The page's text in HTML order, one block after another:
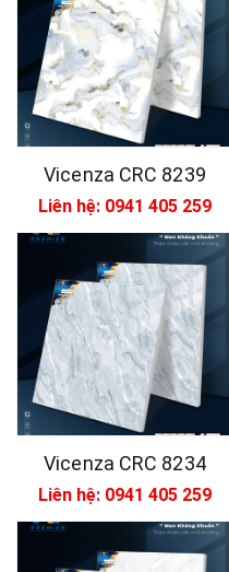
Vicenza CRC 8239
Liên hệ: 0941 405 259
Vicenza CRC 8234
Liên hệ: 0941 405 259